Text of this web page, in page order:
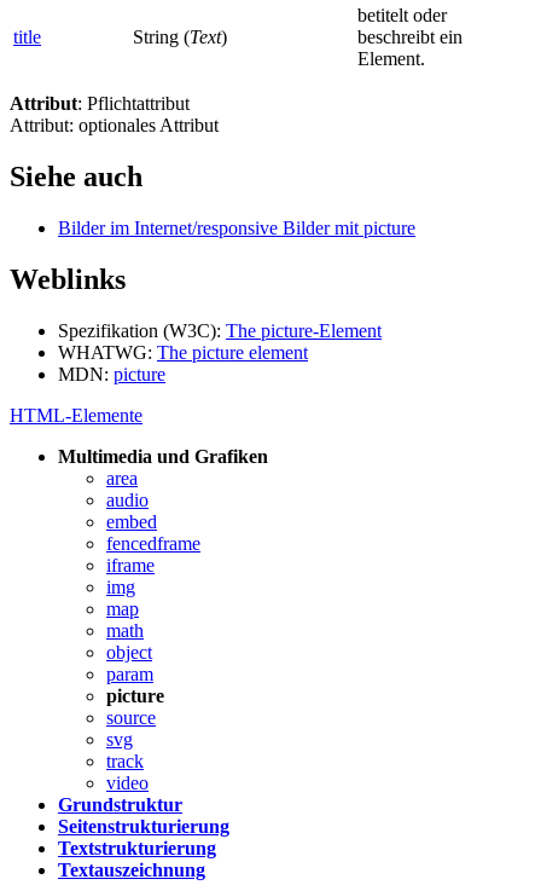
title String (Text)
betitelt oder
beschreibt ein
Element.
Attribut: Pflichtattribut
Attribut: optionales Attribut
Siehe auch
Bilder im Internet/responsive Bilder mit picture
Weblinks
Spezifikation (W3C): The picture-Element
WHATWG: The picture element
MDN: picture
HTML-Elemente
Multimedia und Grafiken
area
audio
embed
fencedframe
iframe
img
map
math
object
param
picture
source
svg
track
video
Grundstruktur
Seitenstrukturierung
Textstrukturierung
Textauszeichnung